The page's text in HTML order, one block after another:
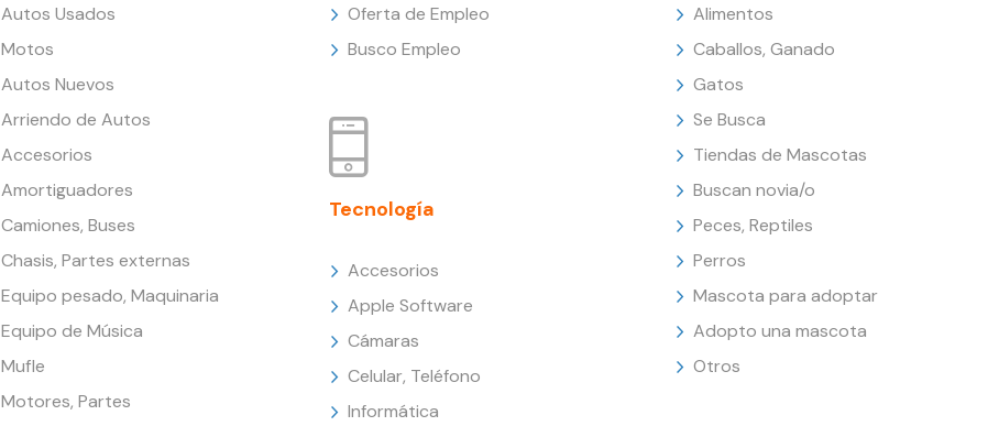
Autos Usados
Motos
Autos Nuevos
Arriendo de Autos
Accesorios
Amortiguadores
Camiones, Buses
Chasis, Partes externas
Equipo pesado, Maquinaria
Equipo de Música
Mufle
Motores, Partes
Oferta de Empleo
Busco Empleo
Tecnología
Accesorios
Apple Software
Cámaras
Celular, Teléfono
Informática
Alimentos
Caballos, Ganado
Gatos
Se Busca
Tiendas de Mascotas
Buscan novia/o
Peces, Reptiles
Perros
Mascota para adoptar
Adopto una mascota
Otros